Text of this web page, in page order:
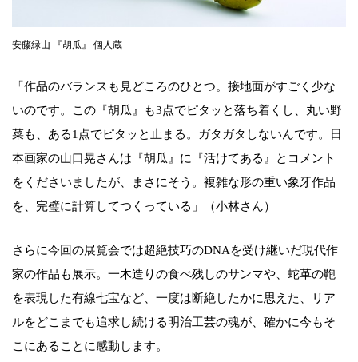
安藤緑山 『胡瓜』 個人蔵
「作品のバランスも見どころのひとつ。接地面がすごく少な
いのです。この『胡瓜』も3点でピタッと落ち着くし、丸い野
菜も、ある1点でピタッと止まる。ガタガタしないんです。日
本画家の山口晃さんは『胡瓜』に『活けてある』とコメント
をくださいましたが、まさにそう。複雑な形の重い象牙作品
を、完璧に計算してつくっている」（小林さん）
さらに今回の展覧会では超絶技巧のDNAを受け継いだ現代作
家の作品も展示。一木造りの食べ残しのサンマや、蛇革の鞄
を表現した有線七宝など、一度は断絶したかに思えた、リア
ルをどこまでも追求し続ける明治工芸の魂が、確かに今もそ
こにあることに感動します。